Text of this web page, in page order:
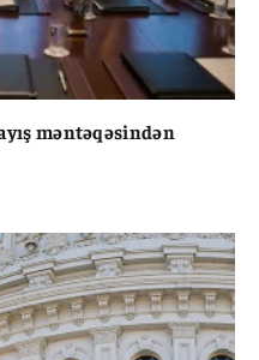
məntəqəsindən